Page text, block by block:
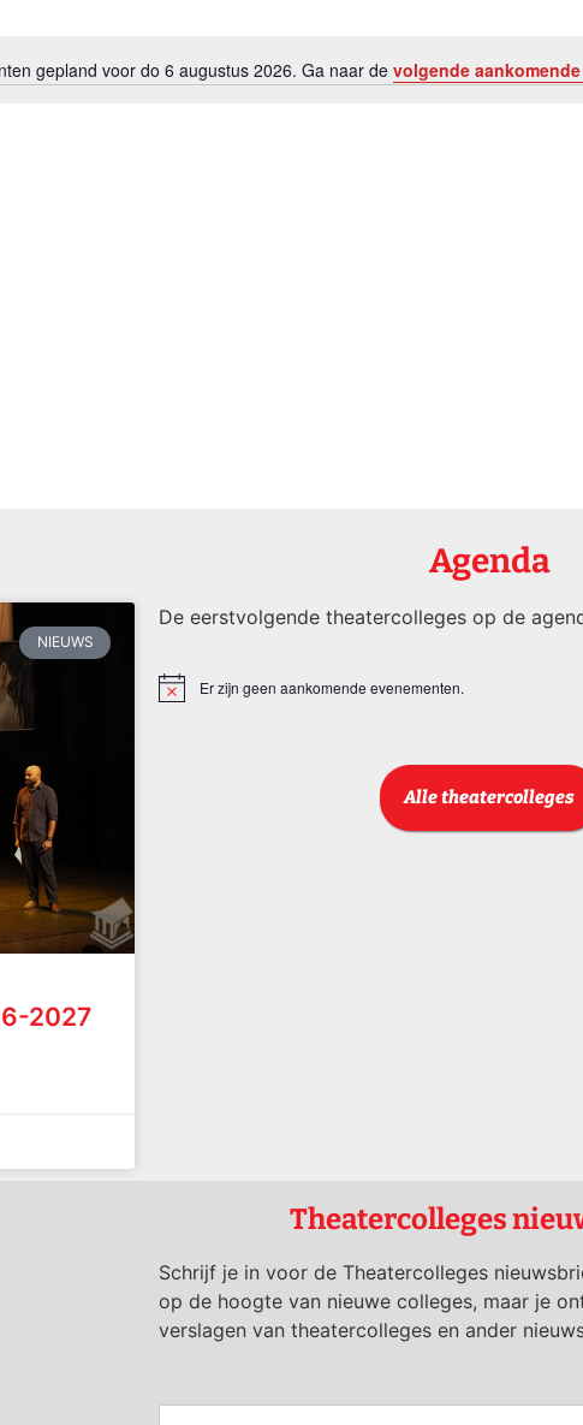
Bericht
gepland voor do 6 augustus 2026. Ga naar de volgende
NIEUWS
2027
Agenda
De eerstvolgende theatercolleges op de
BerichtEr zijn geen aankomende evenementen.
Alle theatercolleges
Theatercolleges
Schrijf je in voor de Theatercolleges
op de hoogte van nieuwe colleges, maar je
verslagen van theatercolleges en ander